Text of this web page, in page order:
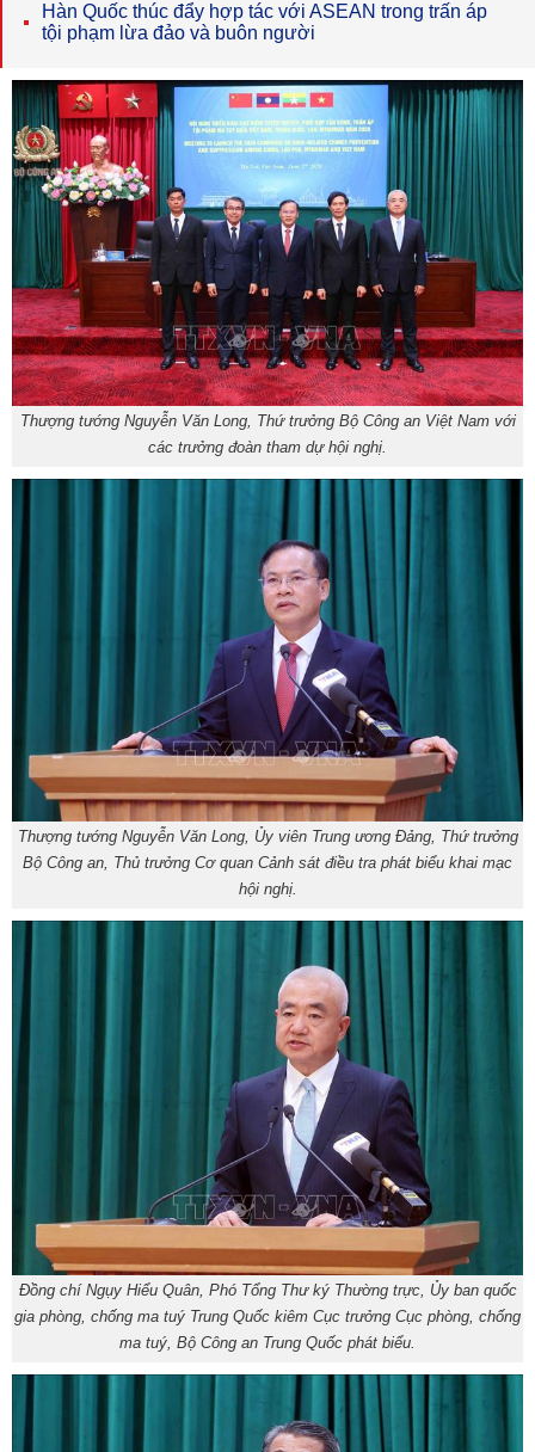
Hàn Quốc thúc đẩy hợp tác với ASEAN trong trấn áp
tội phạm lừa đảo và buôn người
Thượng tướng Nguyễn Văn Long, Thứ trưởng Bộ Công an Việt Nam với
các trưởng đoàn tham dự hội nghị.
Thượng tướng Nguyễn Văn Long, Ủy viên Trung ương Đảng, Thứ trưởng
Bộ Công an, Thủ trưởng Cơ quan Cảnh sát điều tra phát biểu khai mạc
hội nghị.
Đồng chí Ngụy Hiểu Quân, Phó Tổng Thư ký Thường trực, Ủy ban quốc
gia phòng, chống ma tuý Trung Quốc kiêm Cục trưởng Cục phòng, chống
ma tuý, Bộ Công an Trung Quốc phát biểu.